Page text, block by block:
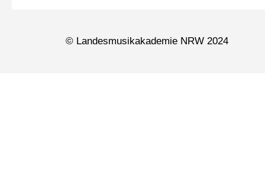
© Landesmusikakademie NRW 2024